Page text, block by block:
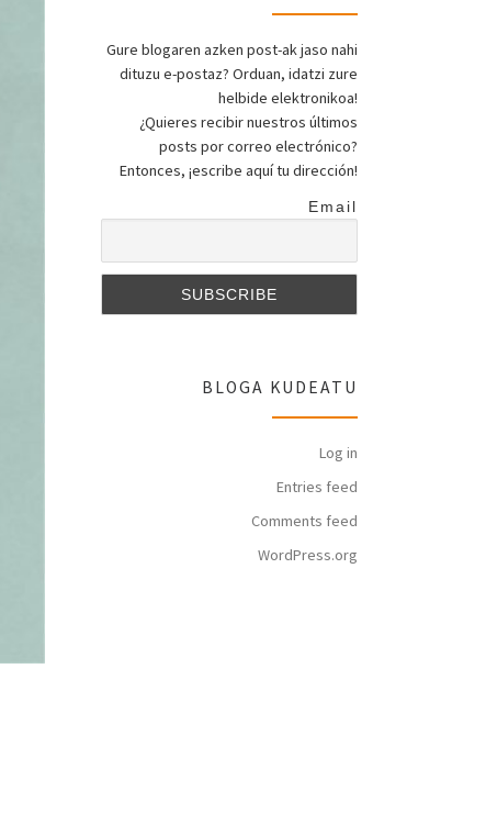
Gure blogaren azken post-ak jaso nahi
dituzu e-postaz? Orduan, idatzi zure
helbide elektronikoa!
¿Quieres recibir nuestros últimos
posts por correo electrónico?
Entonces, ¡escribe aquí tu dirección!
Email
BLOGA KUDEATU
Log in
Entries feed
Comments feed
WordPress.org